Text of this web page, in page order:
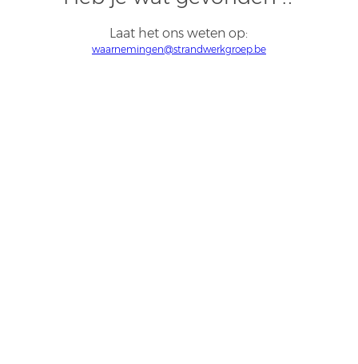
Laat het ons weten op:
waarnemingen@strandwerkgroep.be